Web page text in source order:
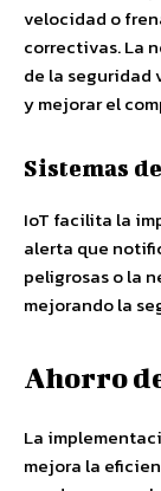
velocidad o
correctivas. La
de la
y mejorar el
Sistemas
IoT facilita la
alerta que
peligrosas o la
mejorando la
Ahorro
La
mejora la